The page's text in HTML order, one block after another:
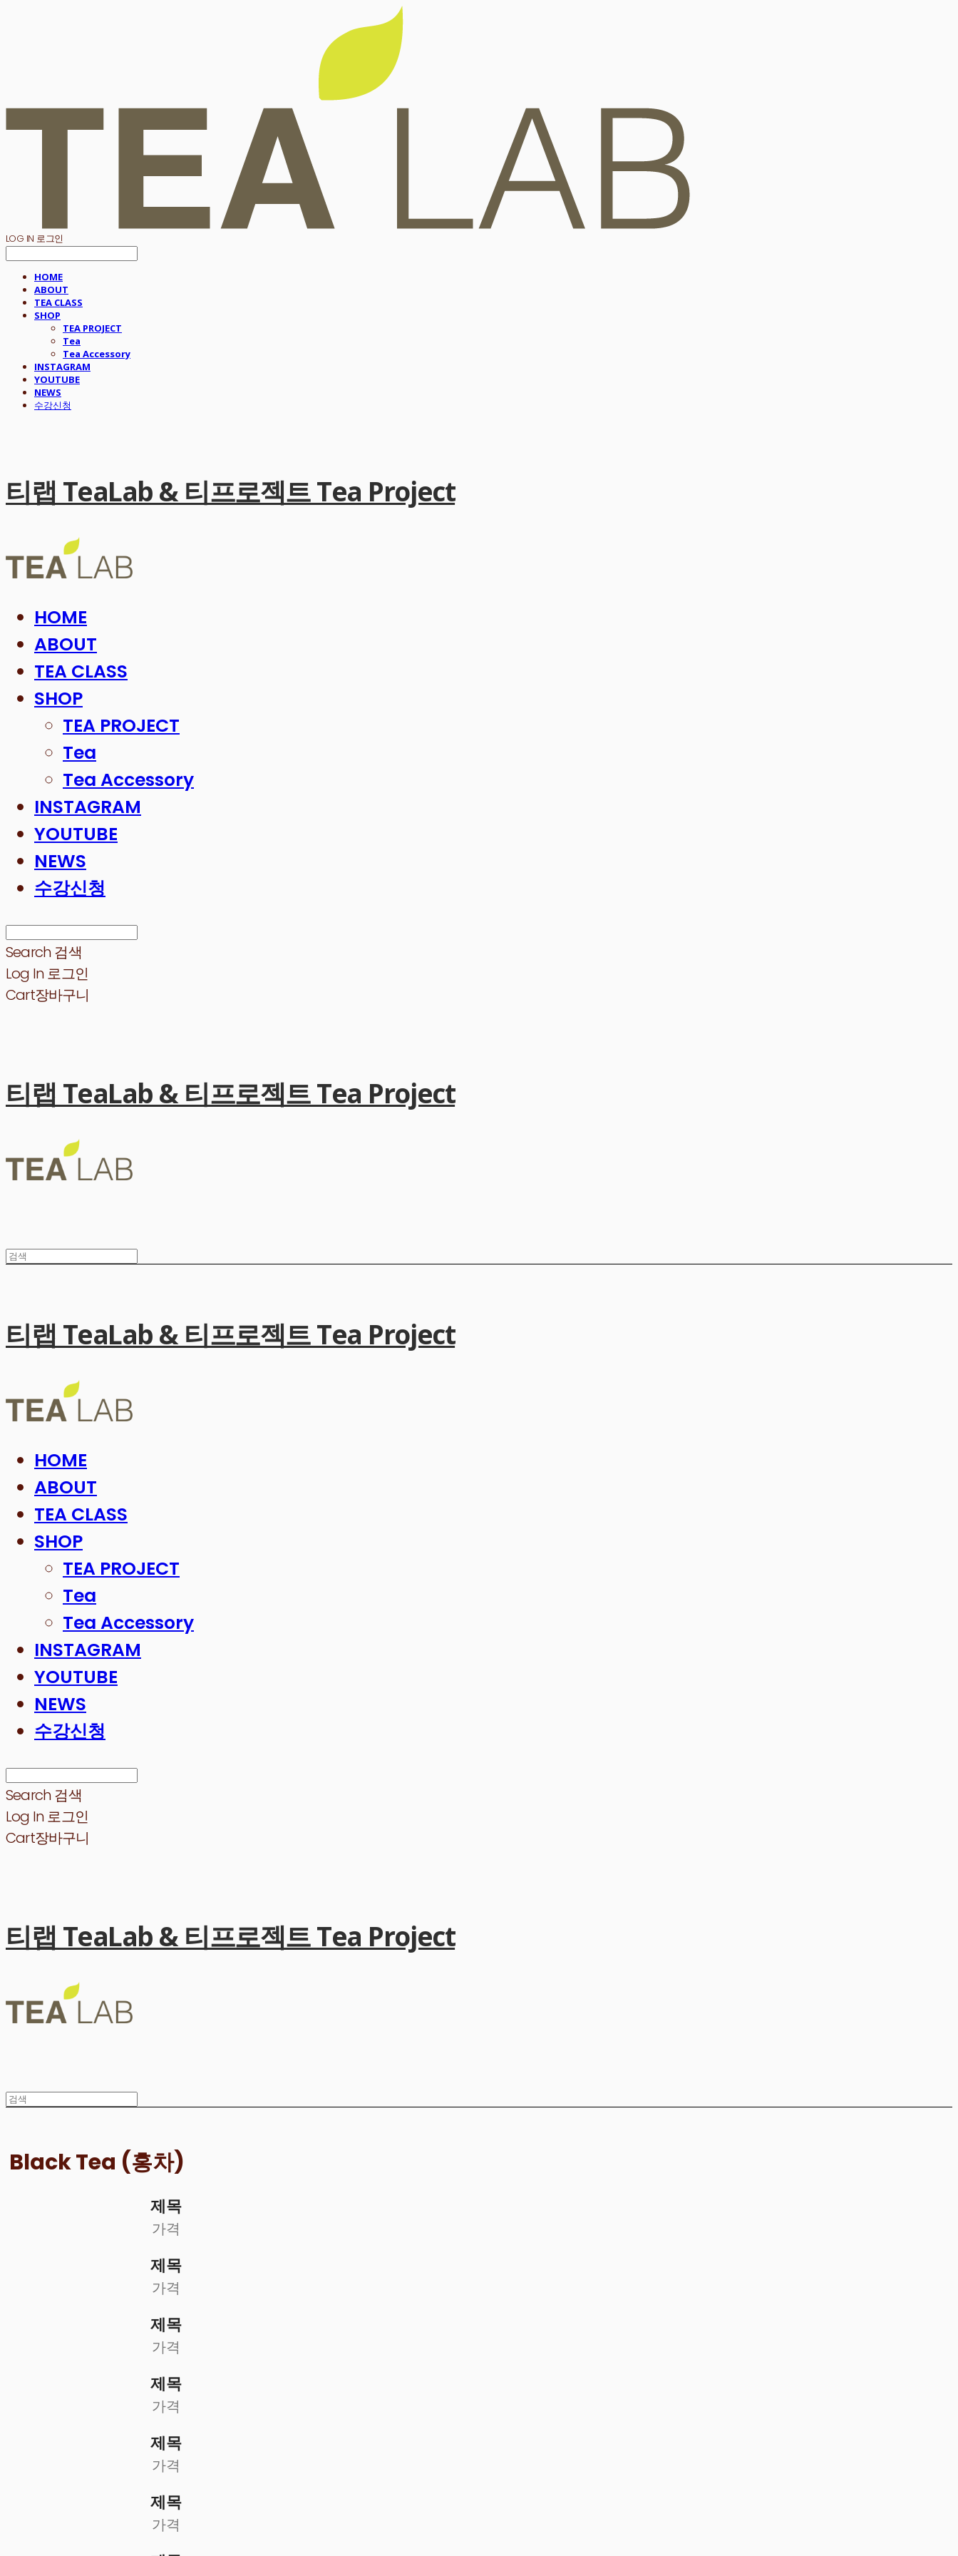
LOG IN 로그인
HOME
ABOUT
TEA CLASS
SHOP
TEA PROJECT
Tea
Tea Accessory
INSTAGRAM
YOUTUBE
NEWS
수강신청
티랩 TeaLab & 티프로젝트 Tea Project
HOME
ABOUT
TEA CLASS
SHOP
TEA PROJECT
Tea
Tea Accessory
INSTAGRAM
YOUTUBE
NEWS
수강신청
Search검색
Log In로그인
Cart장바구니
티랩 TeaLab & 티프로젝트 Tea Project
티랩 TeaLab & 티프로젝트 Tea Project
HOME
ABOUT
TEA CLASS
SHOP
TEA PROJECT
Tea
Tea Accessory
INSTAGRAM
YOUTUBE
NEWS
수강신청
Search검색
Log In로그인
Cart장바구니
티랩 TeaLab & 티프로젝트 Tea Project
Black Tea (홍차)
제목
가격
제목
가격
제목
가격
제목
가격
제목
가격
제목
가격